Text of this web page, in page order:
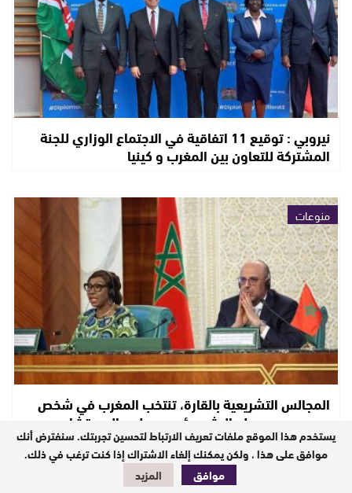
نيروبي : توقيع 11 اتفاقية في الاجتماع الوزاري للجنة
المشتركة للتعاون بين المغرب و كينيا
منوعات
المجالس التشريعية بالقارة، تنتخب المغرب في شخص
سيدي محمد ولد الرشيد رئيس مجلس المستشارين…
يستخدم هذا الموقع ملفات تعريف الارتباط لتحسين تجربتك. سنفترض أنك
موافق على هذا ، ولكن يمكنك إلغاء الاشتراك إذا كنت ترغب في ذلك.
موافق
المزيد